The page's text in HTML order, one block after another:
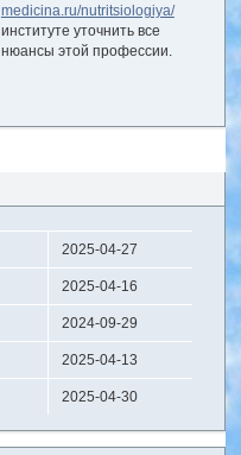
medicina.ru/nutritsiologiya/
институте уточнить все
нюансы этой профессии.
2025-04-27
2025-04-16
2024-09-29
2025-04-13
2025-04-30